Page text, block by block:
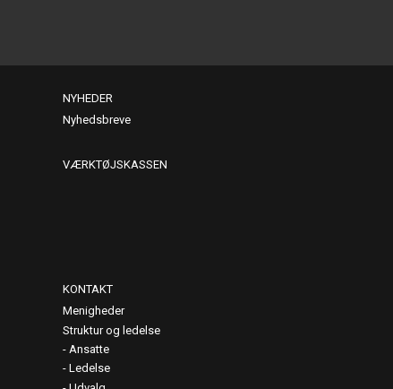
NYHEDER
Nyhedsbreve
VÆRKTØJSKASSEN
KONTAKT
Menigheder
Struktur og ledelse
Ansatte
Ledelse